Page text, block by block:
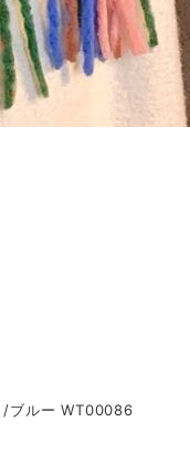
/ブルー WT00086